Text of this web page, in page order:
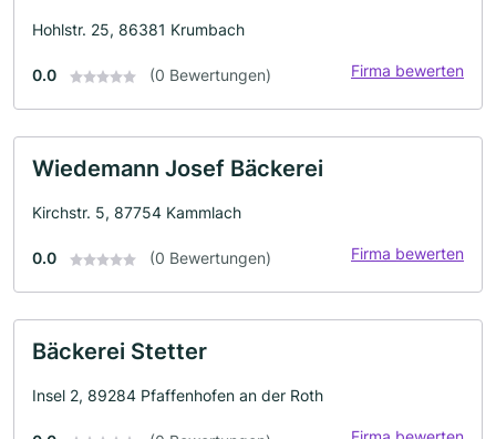
Hohlstr. 25, 86381 Krumbach
0.0 (0 Bewertungen) Firma bewerten
Wiedemann Josef Bäckerei
Kirchstr. 5, 87754 Kammlach
0.0 (0 Bewertungen) Firma bewerten
Bäckerei Stetter
Insel 2, 89284 Pfaffenhofen an der Roth